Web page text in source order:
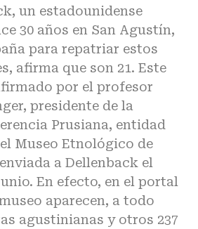
un estadounidense
30 años en San Agustín,
para repatriar estos
afirma que son 21. Este
por el profesor
presidente de la
Prusiana, entidad
Museo Etnológico de
a Dellenback el
En efecto, en el portal
aparecen, a todo
agustinianas y otros 237